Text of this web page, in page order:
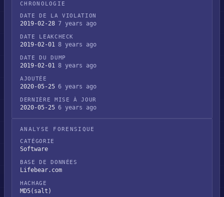
CHRONOLOGIE
DATE DE LA VIOLATION
2019-02-28 7 years ago
DATE LEAKCHECK
2019-02-01 8 years ago
DATE DU DUMP
2019-02-01 8 years ago
AJOUTÉE
2020-05-25 6 years ago
DERNIÈRE MISE À JOUR
2020-05-25 6 years ago
ANALYSE FORENSIQUE
CATÉGORIE
Software
BASE DE DONNÉES
Lifebear.com
HACHAGE
MD5(salt)